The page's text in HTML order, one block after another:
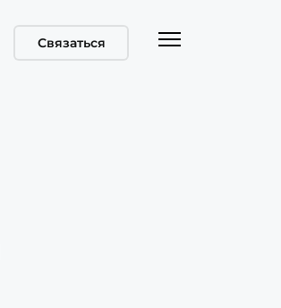
Связаться